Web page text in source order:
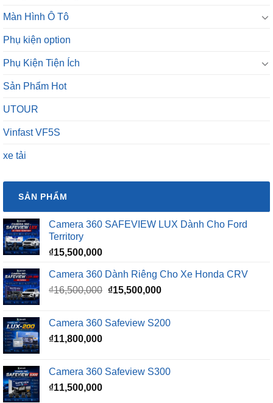
Màn Hình Ô Tô
Phụ kiện option
Phụ Kiện Tiện Ích
Sản Phẩm Hot
UTOUR
Vinfast VF5S
xe tải
SẢN PHẨM
Camera 360 SAFEVIEW LUX Dành Cho Ford
Territory
₫15,500,000
Camera 360 Dành Riêng Cho Xe Honda CRV
₫16,500,000 Giá
₫16,500,000.
₫15,500,000Giá
là:
Camera 360 Safeview S200
₫11,800,000
Camera 360 Safeview S300
₫11,500,000